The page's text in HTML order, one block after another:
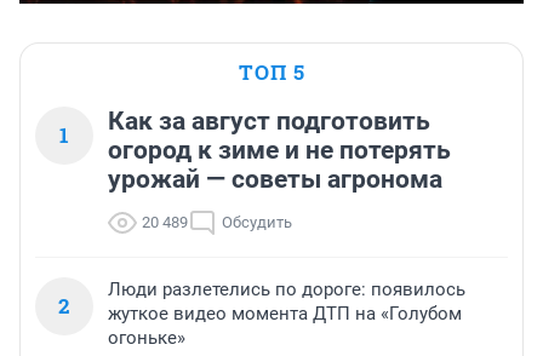
ТОП 5
1
Как за август подготовить
огород к зиме и не потерять
урожай — советы агронома
20 489 Обсудить
2
Люди разлетелись по дороге: появилось
жуткое видео момента ДТП на «Голубом
огоньке»